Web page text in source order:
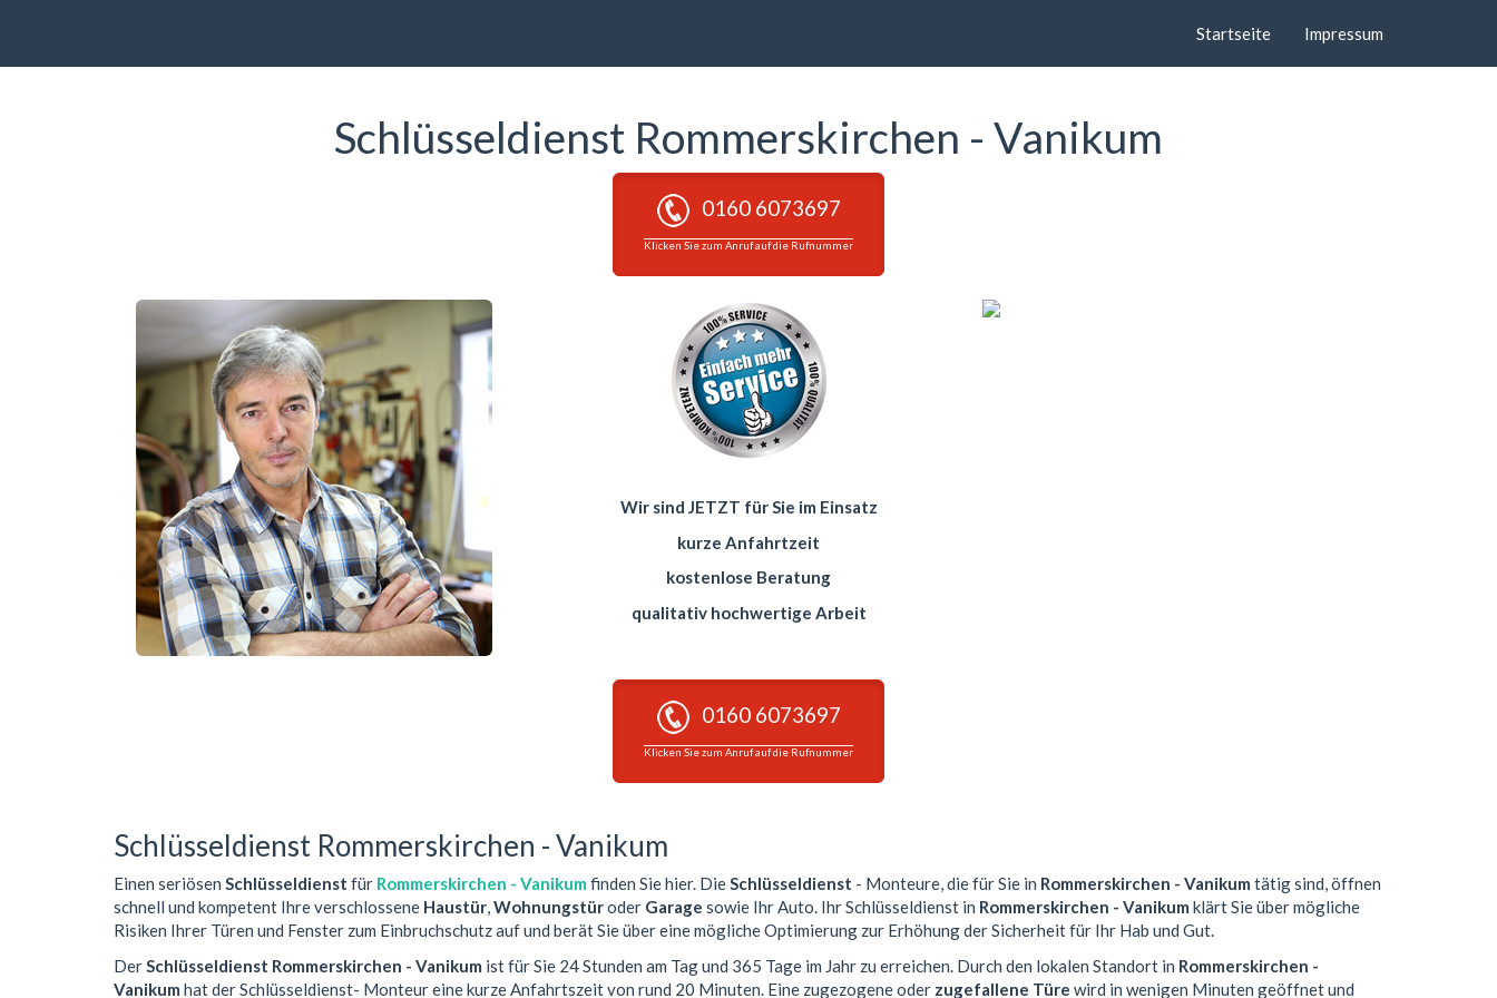
Startseite Impressum
Schlüsseldienst Rommerskirchen - Vanikum
0160 6073697
Klicken Sie zum Anruf auf die Rufnummer
Wir sind JETZT für Sie im Einsatz
kurze Anfahrtzeit
kostenlose Beratung
qualitativ hochwertige Arbeit
0160 6073697
Klicken Sie zum Anruf auf die Rufnummer
Schlüsseldienst Rommerskirchen - Vanikum
Einen seriösen Schlüsseldienst für Rommerskirchen - Vanikum finden Sie hier. DieSchlüsseldienst - Monteure, die für Sie in Rommerskirchen - Vanikum tätig sind, öffnen
schnell und kompetent Ihre verschlossene Haustür,Wohnungstüroder Garage sowie Ihr Auto. Ihr Schlüsseldienst in Rommerskirchen - Vanikum klärt Sie über mögliche
Risiken Ihrer Türen und Fenster zum Einbruchschutz auf und berät Sie über eine mögliche Optimierung zur Erhöhung der Sicherheit für Ihr Hab und Gut.
DerSchlüsseldienst Rommerskirchen - Vanikum ist für Sie 24 Stunden am Tag und 365 Tage im Jahr zu erreichen. Durch den lokalen Standort in Rommerskirchen -
Vanikum hat der Schlüsseldienst- Monteur eine kurze Anfahrtszeit von rund 20 Minuten. Eine zugezogene oder zugefallene Türe wird in wenigen Minuten geöffnet und